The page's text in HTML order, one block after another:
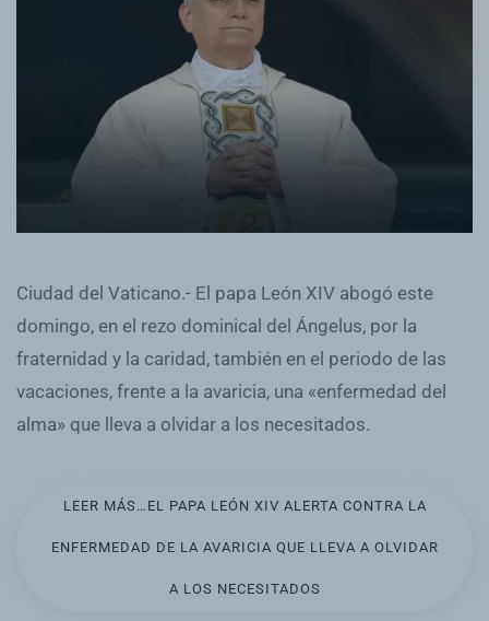
Ciudad del Vaticano.- El papa León XIV abogó este
domingo, en el rezo dominical del Ángelus, por la
fraternidad y la caridad, también en el periodo de las
vacaciones, frente a la avaricia, una «enfermedad del
alma» que lleva a olvidar a los necesitados.
LEER MÁS…EL PAPA LEÓN XIV ALERTA CONTRA LA
ENFERMEDAD DE LA AVARICIA QUE LLEVA A OLVIDAR
A LOS NECESITADOS